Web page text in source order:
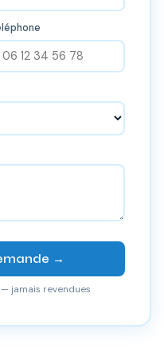
→
jamais revendues